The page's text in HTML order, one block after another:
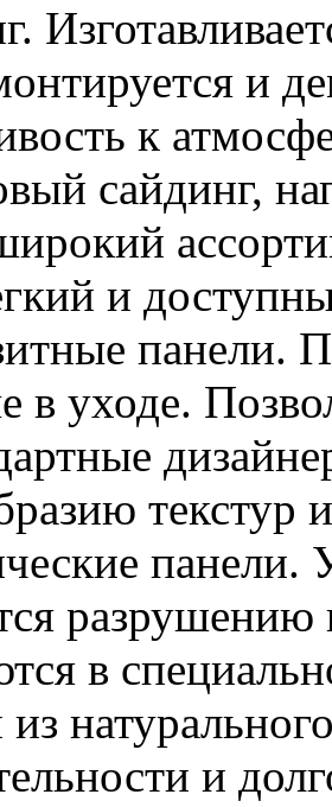
и
к
сайдинг,
и
панели.
в уходе.
текстур
панели.
в
и